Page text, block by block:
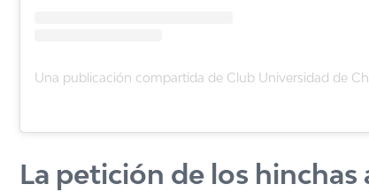
La petición de los hinchas